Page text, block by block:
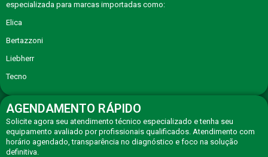
especializada para marcas importadas como:
Elica
Bertazzoni
Liebherr
Tecno
AGENDAMENTO RÁPIDO
Solicite agora seu atendimento técnico especializado e tenha seu
equipamento avaliado por profissionais qualificados. Atendimento com
horário agendado, transparência no diagnóstico e foco na solução
definitiva.